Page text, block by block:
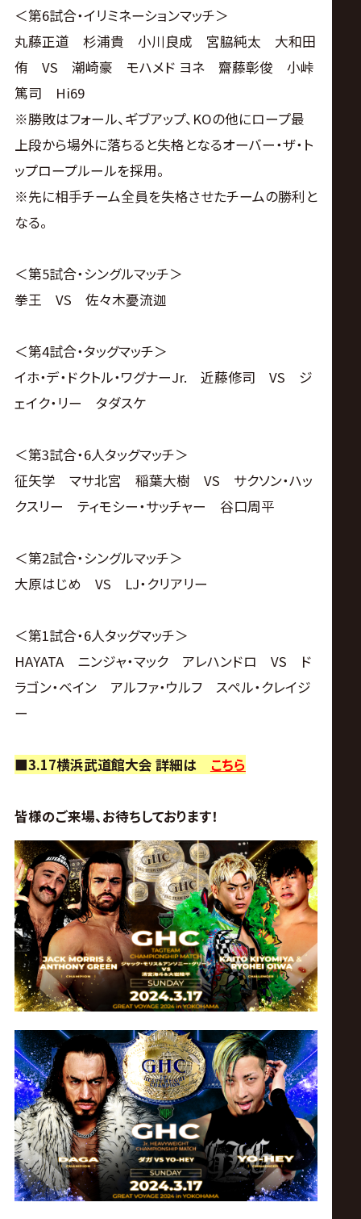
＜第6試合・イリミネーションマッチ＞
丸藤正道 杉浦貴 小川良成 宮脇純太 大和田
侑 VS 潮崎豪 モハメド ヨネ 齋藤彰俊 小峠
篤司 Hi69
※勝敗はフォール、ギブアップ、KOの他にロープ最
上段から場外に落ちると失格となるオーバー・ザ・ト
ップロープルールを採用。
※先に相手チーム全員を失格させたチームの勝利と
なる。
＜第5試合・シングルマッチ＞
拳王 VS 佐々木憂流迦
＜第4試合・タッグマッチ＞
イホ・デ・ドクトル・ワグナーJr. 近藤修司 VS ジ
ェイク・リー タダスケ
＜第3試合・6人タッグマッチ＞
征矢学 マサ北宮 稲葉大樹 VS サクソン・ハッ
クスリー ティモシー・サッチャー 谷口周平
＜第2試合・シングルマッチ＞
大原はじめ VS LJ・クリアリー
＜第1試合・6人タッグマッチ＞
HAYATA ニンジャ・マック アレハンドロ VS ド
ラゴン・ベイン アルファ・ウルフ スペル・クレイジ
ー
■3.17横浜武道館大会 詳細は こちら
皆様のご来場、お待ちしております！